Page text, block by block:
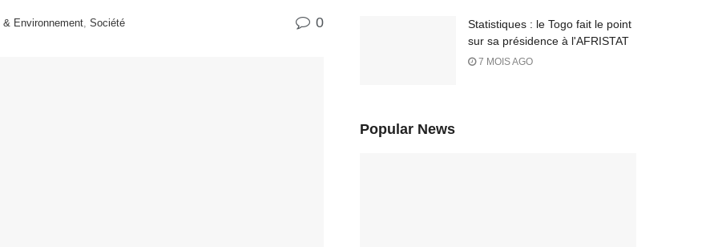
Environnement Société 0
Statistiques : le Togo fait le point
sur sa présidence à l'AFRISTAT
7 MOIS AGO
Popular News